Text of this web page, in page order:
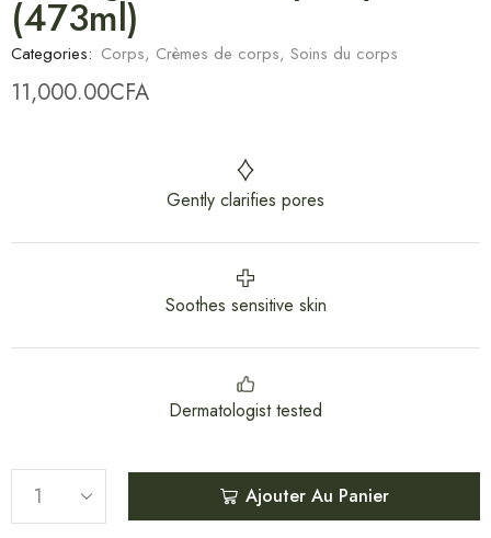
(473ml)
Categories: Corps, Crèmes de corps, Soins du corps
11,000.00CFA
Gently clarifies pores
Soothes sensitive skin
Dermatologist tested
Ajouter Au Panier